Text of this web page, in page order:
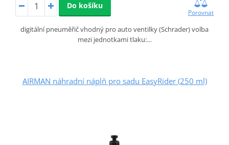
Do košíku
Porovnat
digitální pneuměřič vhodný pro auto ventilky (Schrader) volba
mezi jednotkami tlaku:…
AIRMAN náhradní náplň pro sadu EasyRider (250 ml)